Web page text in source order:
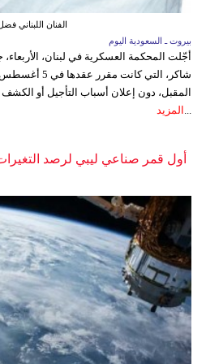
الفنان اللبناني
بيروت ـ السعودية اليوم
أجّلت المحكمة العسكرية في لبنان،
المقبل، دون إعلان أسباب التأجيل أو
المزيد
أول قمر صناعي ليبي لرصد